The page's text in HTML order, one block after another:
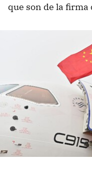
que son de la firma